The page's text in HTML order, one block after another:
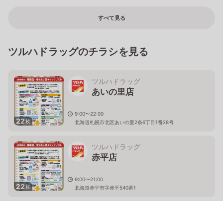
すべて見る
ツルハドラッグのチラシを見る
22枚
ツルハドラッグ
あいの里店
9:00〜22:00
北海道札幌市北区あいの里2条6丁目1番28号
22枚
ツルハドラッグ
赤平店
9:00〜21:00
北海道赤平市字赤平540番1